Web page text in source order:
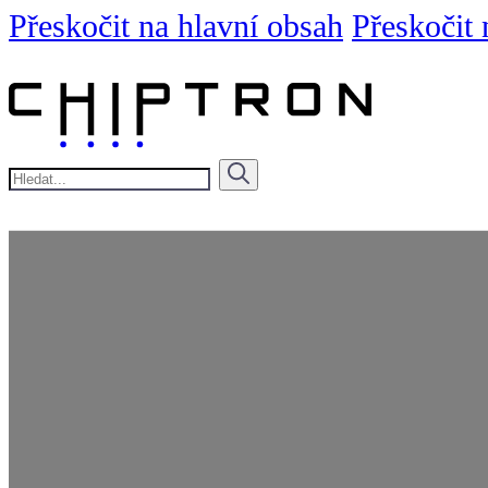
Přeskočit na hlavní obsah Přeskočit
Hledat